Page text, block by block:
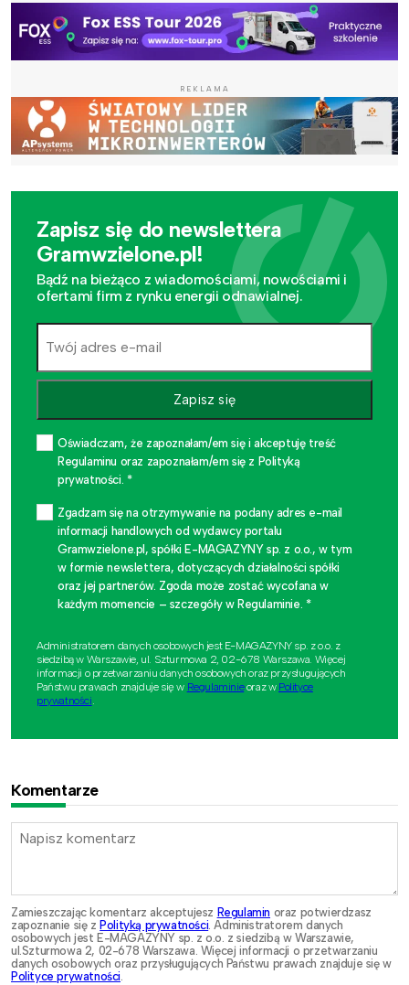
REKLAMA
Zapisz się do newslettera
Gramwzielone.pl!
Bądź na bieżąco z wiadomościami, nowościami i
ofertami firm z rynku energii odnawialnej.
Zapisz się
Oświadczam, że zapoznałam/em się i akceptuję treść
Regulaminu oraz zapoznałam/em się z Polityką
prywatności. *
Zgadzam się na otrzymywanie na podany adres e-mail
informacji handlowych od wydawcy portalu
Gramwzielone.pl, spółki E-MAGAZYNY sp. z o.o., w tym
w formie newslettera, dotyczących działalności spółki
oraz jej partnerów. Zgoda może zostać wycofana w
każdym momencie – szczegóły w Regulaminie. *
Administratorem danych osobowych jest E-MAGAZYNY sp. z o.o. z
siedzibą w Warszawie, ul. Szturmowa 2, 02-678 Warszawa. Więcej
informacji o przetwarzaniu danych osobowych oraz przysługujących
Państwu prawach znajduje się w Regulaminieoraz w Polityce
prywatności
Komentarze
Zamieszczając komentarz akceptujesz Regulamin oraz potwierdzasz
zapoznanie się z Polityką prywatności. Administratorem danych
osobowych jest E-MAGAZYNY sp. z o.o. z siedzibą w Warszawie,
ul.Szturmowa 2, 02-678 Warszawa. Więcej informacji o przetwarzaniu
danych osobowych oraz przysługujących Państwu prawach znajduje się w
Polityce prywatności.